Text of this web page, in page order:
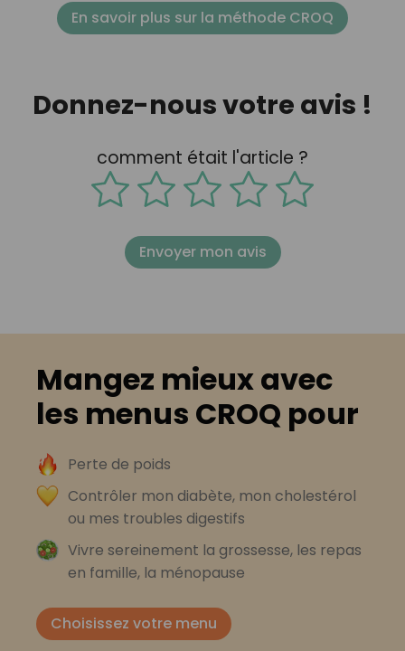
En savoir plus sur la méthode CROQ
Donnez-nous votre avis !
comment était l'article ?
Envoyer mon avis
Mangez mieux avec
les menus CROQ pour
Perte de poids
Contrôler mon diabète, mon cholestérol
ou mes troubles digestifs
Vivre sereinement la grossesse, les repas
en famille, la ménopause
Choisissez votre menu